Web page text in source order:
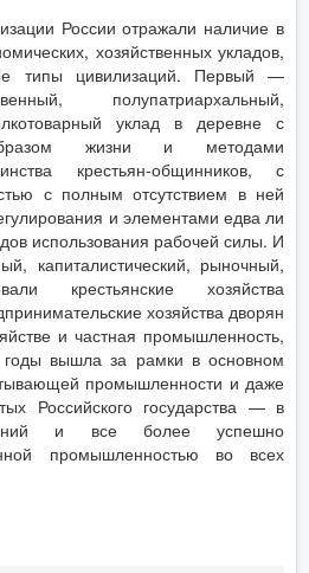
России отражали наличие в
хозяйственных укладов,
типы цивилизаций. Первый —
полупатриархальный,
уклад в деревне с
жизни и методами
крестьян-общинников, с
с полным отсутствием в ней
и элементами едва ли
использования рабочей силы. И
капиталистический, рыночный,
крестьянские хозяйства
хозяйства дворян
и частная промышленность,
годы вышла за рамки в основном
промышленности и даже
Российского государства — в
и все более успешно
промышленностью во всех